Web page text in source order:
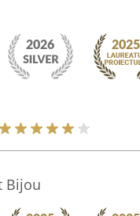
Bijou